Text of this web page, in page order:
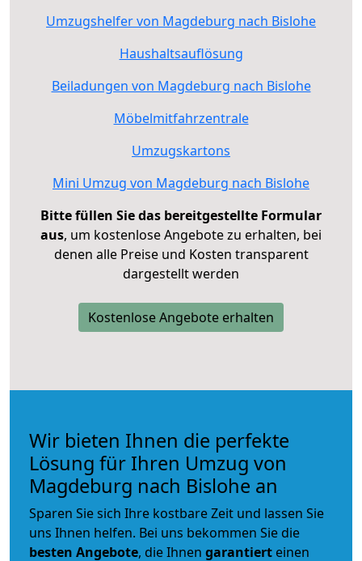
Umzugshelfer von Magdeburg nach Bislohe
Haushaltsauflösung
Beiladungen von Magdeburg nach Bislohe
Möbelmitfahrzentrale
Umzugskartons
Mini Umzug von Magdeburg nach Bislohe
Bitte füllen Sie das bereitgestellte Formular
aus, um kostenlose Angebote zu erhalten, bei
denen alle Preise und Kosten transparent
dargestellt werden
Kostenlose Angebote erhalten
Wir bieten Ihnen die perfekte
Lösung für Ihren Umzug von
Magdeburg nach Bislohe an
Sparen Sie sich Ihre kostbare Zeit und lassen Sie
uns Ihnen helfen. Bei uns bekommen Sie die
besten Angebote, die Ihnen garantiert einen